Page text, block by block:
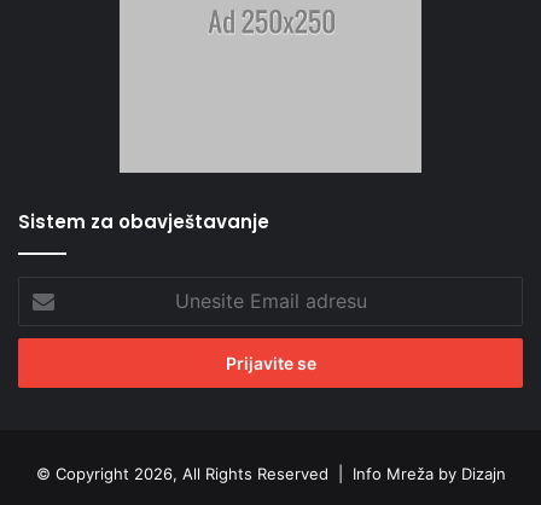
Sistem za obavještavanje
Email
adresu
© Copyright 2026, All Rights Reserved | Info Mreža by Dizajn